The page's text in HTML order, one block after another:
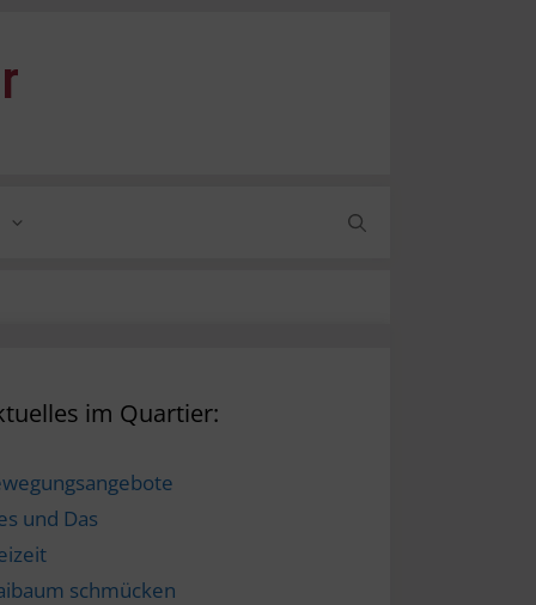
im Quartier:
und Das
schmücken